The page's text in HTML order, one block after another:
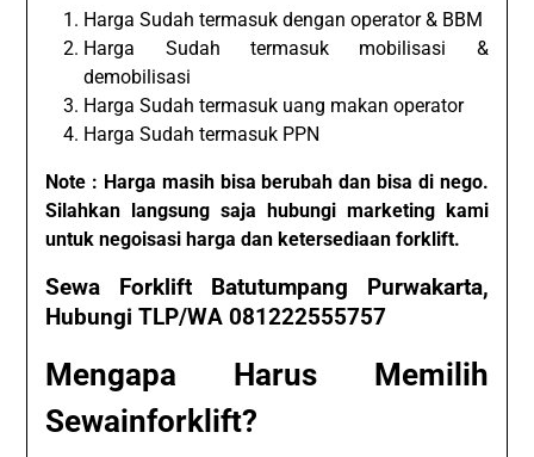
Harga Sudah termasuk dengan operator & BBM
Harga Sudah termasuk mobilisasi &
demobilisasi
Harga Sudah termasuk uang makan operator
Harga Sudah termasuk PPN
Note : Harga masih bisa berubah dan bisa di nego.
Silahkan langsung saja hubungi marketing kami
untuk negoisasi harga dan ketersediaan forklift.
Sewa Forklift Batutumpang Purwakarta,
Hubungi TLP/WA 081222555757
Mengapa Harus Memilih
Sewainforklift?